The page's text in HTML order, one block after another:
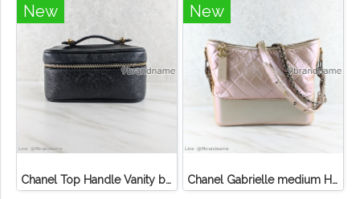
New
Chanel Top Handle Vanity bag Black Caviar
New
Chanel Gabrielle medium Hobo Bag Light Leather